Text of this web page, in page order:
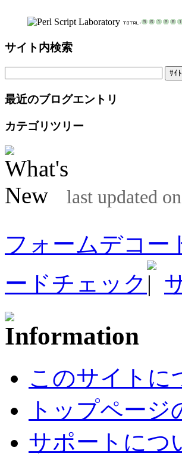
サイト内検索
最近のブログエントリ
カテゴリツリー
last updated on
フォームデコー
ードチェック
このサイトに
トップペー
サポートにつ